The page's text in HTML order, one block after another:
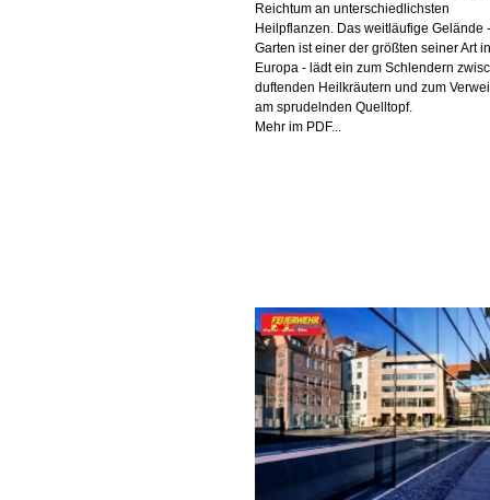
Reichtum an unterschiedlichsten
Heilpflanzen. Das weitläufige Gelände
Garten ist einer der größten seiner Art in
Europa - lädt ein zum Schlendern
duftenden Heilkräutern und zum
am sprudelnden Quelltopf.
Mehr im PDF...